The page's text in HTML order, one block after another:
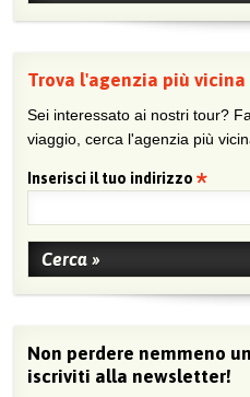
Trova l'agenzia più vicina
Sei interessato ai nostri tour?
viaggio, cerca l'agenzia più
Inserisci il tuo indirizzo
Non perdere nemmeno
iscriviti alla newsletter!